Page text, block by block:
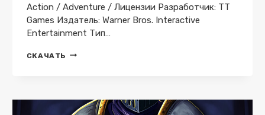
Action / Adventure / Лицензии Разработчик: TT
Games Издатель: Warner Bros. Interactive
Entertainment Тип…
СКАЧАТЬ LEGO